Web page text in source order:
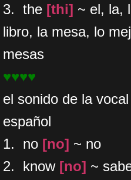
3. the [thi] ~ el, la,
libro, la mesa, lo
mesas
♥♥♥♥
el sonido de la vocal
español
1. no [no] ~ no
2. know [no] ~